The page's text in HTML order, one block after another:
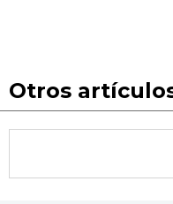
Otros